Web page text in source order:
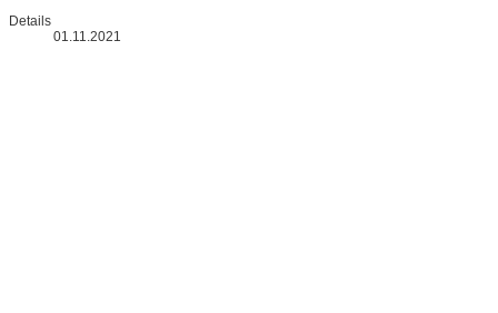
Details
01.11.2021